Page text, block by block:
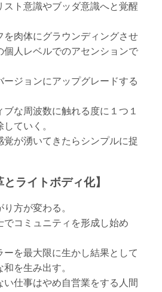
スト意識やブッダ意識へと覚醒
を肉体にグラウンディングさせ
個人レベルでのアセンションで
ージョンにアップグレードする
な周波数に触れる度に１つ１
ていく。
覚が湧いてきたらシンプルに捉
とライトボディ化】
方が変わる。
でコミュニティを形成し始め
ーを最大限に生かし結果として
を生み出す。
い仕事はやめ自営業をする人間